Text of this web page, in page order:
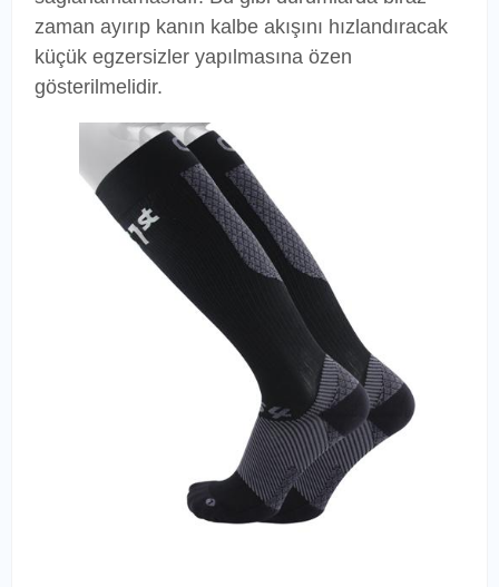
zaman ayırıp kanın kalbe akışını hızlandıracak
küçük egzersizler yapılmasına özen
gösterilmelidir.